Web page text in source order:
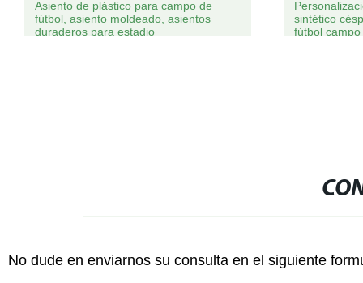
Asiento de plástico para campo de
fútbol, asiento moldeado, asientos
duraderos para estadio
sintético
fútbol
No dude en enviarnos su consulta en el siguiente